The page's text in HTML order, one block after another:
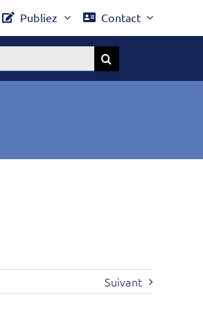
Publiez Contact
Suivant